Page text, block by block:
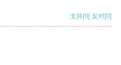
支持[0] 反对[0]